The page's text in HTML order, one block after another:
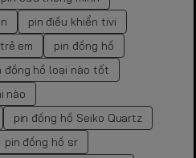
pin điều khiển tivi
em
pin đồng hồ
đồng hồ loại nào tốt
nào
pin đồng hồ Seiko Quartz
pin đồng hồ sr